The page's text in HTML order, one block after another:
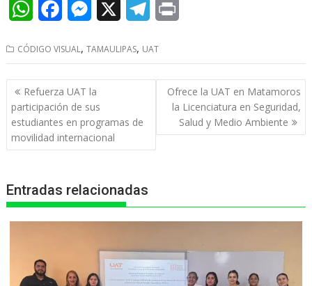
W
a
t
s
A
p
c
e
b
o
o
M
s
s
e
n
g
r
l
e
a
n
CÓDIGO VISUAL,TAMAULIPAS, UAT
Navegación
de
entradas
Refuerza UAT la
participación de sus
estudiantes en programas de
movilidad internacional
Ofrece la UAT en Matamoros
la Licenciatura en Seguridad,
Salud y Medio Ambiente
Entradas relacionadas